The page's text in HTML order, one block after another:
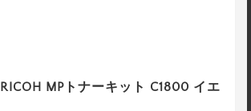
RICOH MPトナーキット C1800 イエ